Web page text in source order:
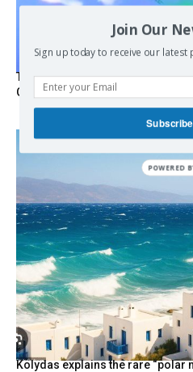
Turkish Fighter Jets Trigger
Greece Says
Kolydas explains the rare “polar
Join Our
Sign up today to receive our latest